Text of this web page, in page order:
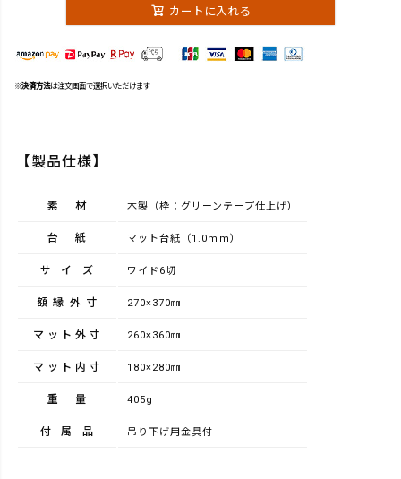
カートに入れる
※決済方法は注文画面で選択いただけます
【製品仕様】
素材 木製（枠：グリーンテープ仕上げ）
台紙 マット台紙（1.0mm）
サイズ ワイド6切
額縁外寸 270×370㎜
マット外寸 260×360㎜
マット内寸 180×280㎜
重量 405g
付属品 吊り下げ用金具付